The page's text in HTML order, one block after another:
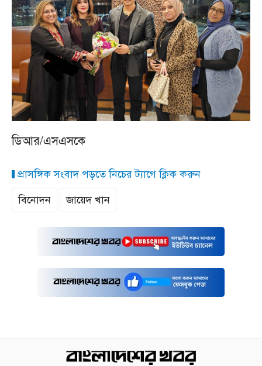
ডিআর/এসএসকে
প্রাসঙ্গিক সংবাদ পড়তে নিচের ট্যাগে ক্লিক করুন
বিনোদন
জায়েদ খান